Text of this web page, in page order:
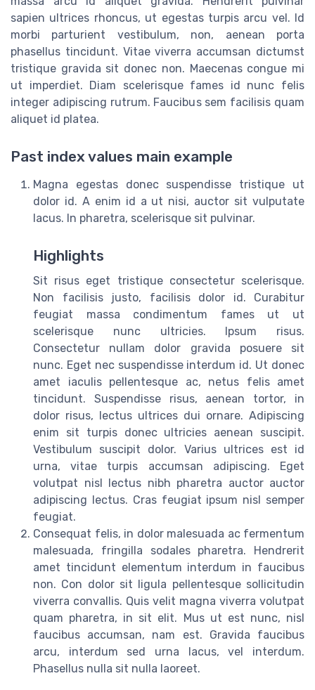
sapien ultrices rhoncus, ut egestas turpis arcu vel. Id
morbi parturient vestibulum, non, aenean porta
phasellus tincidunt. Vitae viverra accumsan dictumst
tristique gravida sit donec non. Maecenas congue mi
ut imperdiet. Diam scelerisque fames id nunc felis
integer adipiscing rutrum. Faucibus sem facilisis quam
aliquet id platea.
Past index values main example
Magna egestas donec suspendisse tristique ut
dolor id. A enim id a ut nisi, auctor sit vulputate
lacus. In pharetra, scelerisque sit pulvinar.
Highlights
Sit risus eget tristique consectetur scelerisque.
Non facilisis justo, facilisis dolor id. Curabitur
feugiat massa condimentum fames ut ut
scelerisque nunc ultricies. Ipsum risus.
Consectetur nullam dolor gravida posuere sit
nunc. Eget nec suspendisse interdum id. Ut donec
amet iaculis pellentesque ac, netus felis amet
tincidunt. Suspendisse risus, aenean tortor, in
dolor risus, lectus ultrices dui ornare. Adipiscing
enim sit turpis donec ultricies aenean suscipit.
Vestibulum suscipit dolor. Varius ultrices est id
urna, vitae turpis accumsan adipiscing. Eget
volutpat nisl lectus nibh pharetra auctor auctor
adipiscing lectus. Cras feugiat ipsum nisl semper
feugiat.
Consequat felis, in dolor malesuada ac fermentum
malesuada, fringilla sodales pharetra. Hendrerit
amet tincidunt elementum interdum in faucibus
non. Con dolor sit ligula pellentesque sollicitudin
viverra convallis. Quis velit magna viverra volutpat
quam pharetra, in sit elit. Mus ut est nunc, nisl
faucibus accumsan, nam est. Gravida faucibus
arcu, interdum sed urna lacus, vel interdum.
Phasellus nulla sit nulla laoreet.